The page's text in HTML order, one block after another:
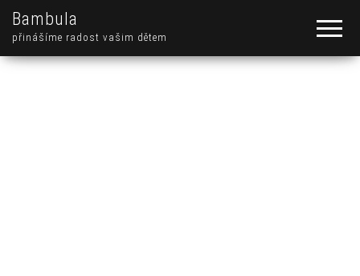
Bambula
přinášíme radost vašim dětem